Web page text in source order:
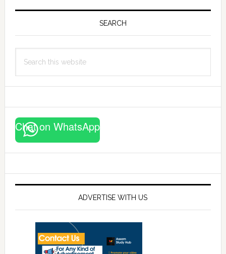
Primary
SEARCH
this
Chat on WhatsApp
ADVERTISE WITH US